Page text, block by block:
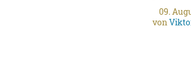
09.
von